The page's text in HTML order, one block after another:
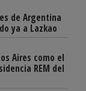
de Argentina
ya a Lazkao
Aires como el
REM del